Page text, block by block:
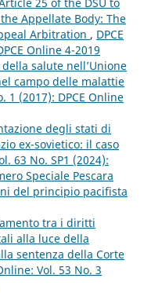
Appellate Body: The
Arbitration , DPCE
Online 4-2019
salute nell’Unione
campo delle malattie
1 (2017): DPCE Online
degli stati di
ex-sovietico: il caso
63 No. SP1 (2024):
Speciale Pescara
del principio pacifista
tra i diritti
alla luce della
sentenza della Corte
Vol. 53 No. 3